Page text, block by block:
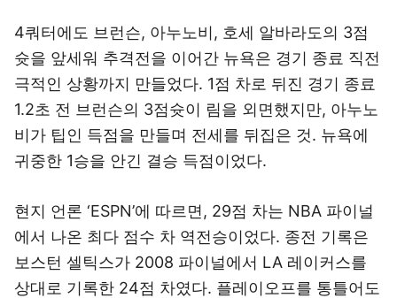
4쿼터에도 브런슨, 아누노비, 호세 알바라도의 3점
슛을 앞세워 추격전을 이어간 뉴욕은 경기 종료 직전
극적인 상황까지 만들었다. 1점 차로 뒤진 경기 종료
1.2초 전 브런슨의 3점슛이 림을 외면했지만, 아누노
비가 팁인 득점을 만들며 전세를 뒤집은 것. 뉴욕에
귀중한 1승을 안긴 결승 득점이었다.
현지 언론 ‘ESPN’에 따르면, 29점 차는 NBA 파이널
에서 나온 최다 점수 차 역전승이었다. 종전 기록은
보스턴 셀틱스가 2008 파이널에서 LA 레이커스를
상대로 기록한 24점 차였다. 플레이오프를 통틀어도